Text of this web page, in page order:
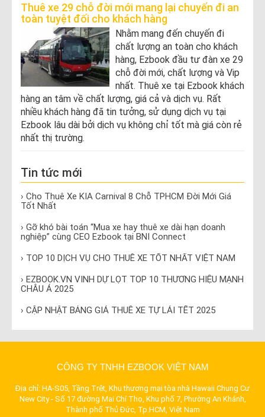
Thuê xe 29 chỗ đời mới mang lại chuyến đi an
toàn tuyệt đối cho khách hàng
Nhằm mang đến chuyến đi
chất lượng an toàn cho khách
hàng, Ezbook đầu tư đàn xe 29
chỗ đời mới, chất lượng và Vip
nhất. Thuê xe tại Ezbook khách
hàng an tâm về chất lượng, giá cả và dịch vụ. Rất
nhiều khách hàng đã tin tưởng, sử dụng dịch vụ tại
Ezbook lâu dài bởi dịch vụ không chỉ tốt mà giá còn rẻ
nhất thị trường.
Tin tức mới
› Cho Thuê Xe KIA Carnival 8 Chỗ TPHCM Đời Mới Giá
Tốt Nhất
› Gỡ khó bài toán “Mua xe hay thuê xe dài hạn doanh
nghiệp” cùng CEO Ezbook tại BNI Connect
› TOP 10 DỊCH VỤ CHO THUÊ XE TỐT NHẤT VIỆT NAM
› EZBOOK.VN VINH DỰ LỌT TOP 10 THƯƠNG HIỆU MẠNH
CHÂU Á 2025
› CẬP NHẬT BẢNG GIÁ THUÊ XE TỰ LÁI TẾT 2025
CÔNG TY TNHH EZBOOK VIỆT NAM
Địa chỉ: HA-S05, Tầng Trệt, Khu thương mại tòa nhà Hawaii Chung Cư
New City - Số 17 đường Mai Chí Thọ, Khu phố 7, Phường An Khánh,
Thành phố Thủ Đức, Tp.HCM, Việt Nam